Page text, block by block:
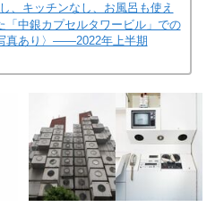
、キッチンなし、お風呂も使え
中銀カプセルタワービル」での
真あり〉――2022年上半期